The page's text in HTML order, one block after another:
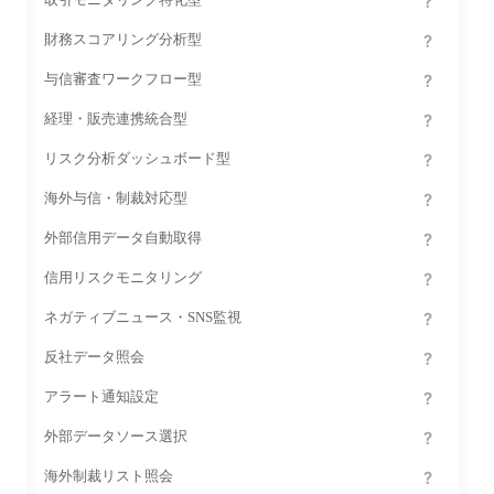
財務スコアリング分析型
与信審査ワークフロー型
経理・販売連携統合型
リスク分析ダッシュボード型
海外与信・制裁対応型
外部信用データ自動取得
信用リスクモニタリング
ネガティブニュース・SNS監視
反社データ照会
アラート通知設定
外部データソース選択
海外制裁リスト照会